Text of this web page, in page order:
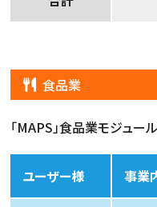
食品業
「MAPS」食品業モジュー
ユーザー様 事業